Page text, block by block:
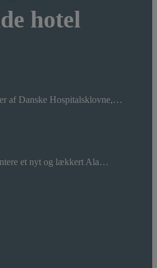
hotel
af Danske Hospitalsklovne,…
et nyt og lækkert Ala…